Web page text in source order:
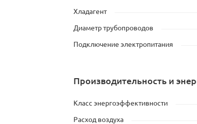
Хладагент
Диаметр трубопроводов
Подключение электропитания
Производительность и
Класс энергоэффективности
Расход воздуха